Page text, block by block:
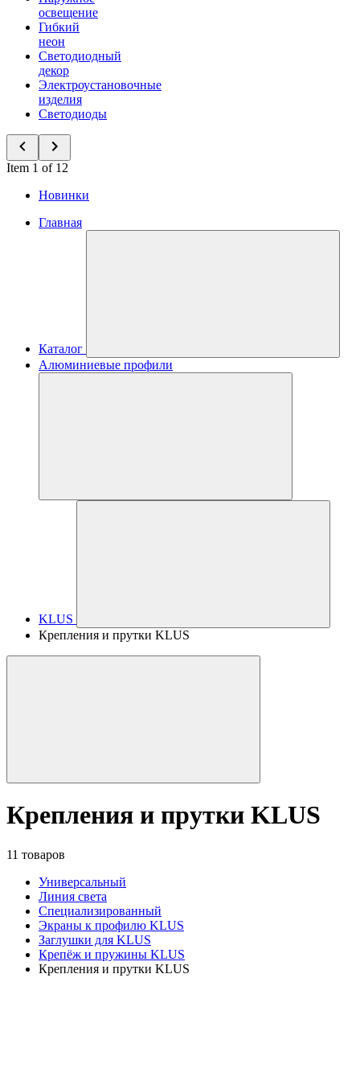
освещение
Гибкий
неон
Светодиодный
декор
Электроустановочные
изделия
Светодиоды
Item 1 of 12
Новинки
Главная
Каталог
Алюминиевые профили
KLUS
Крепления и прутки KLUS
Крепления и прутки KLUS
11 товаров
Универсальный
Линия света
Специализированный
Экраны к профилю KLUS
Заглушки для KLUS
Крепёж и пружины KLUS
Крепления и прутки KLUS